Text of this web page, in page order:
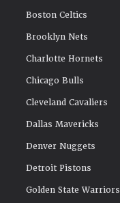
Boston Celtics
Brooklyn Nets
Charlotte Hornets
Chicago Bulls
Cleveland Cavaliers
Dallas Mavericks
Denver Nuggets
Detroit Pistons
Golden State Warriors